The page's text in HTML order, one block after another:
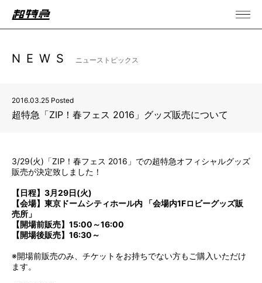
NEWS ニューストピックス
2016.03.25 Posted
超特急「ZIP！春フェス 2016」グッズ販売について
3/29(火)「ZIP！春フェス 2016」での超特急オフィシャルグッズ
販売が決定致しました！
【日程】3月29日(火)
【会場】東京ドームシティホール内 「会場内1Fロビーグッズ販
売所」
【開場前販売】15:00～16:00
【開場後販売】16:30～
※開場前販売のみ、チケットをお持ちでない方もご購入いただけ
ます。